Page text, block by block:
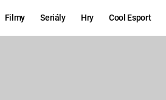
Filmy Seriály Hry Cool Esport